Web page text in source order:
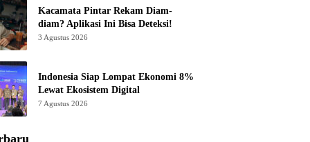
Kacamata Pintar Rekam Diam-
diam? Aplikasi Ini Bisa Deteksi!
3 Agustus 2026
Indonesia Siap Lompat Ekonomi 8%
Lewat Ekosistem Digital
7 Agustus 2026